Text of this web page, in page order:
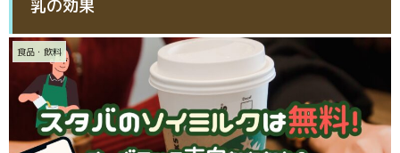
乳の効果
食品・飲料